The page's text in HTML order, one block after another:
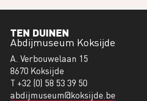
TEN DUINEN
Abdijmuseum Koksijde
A. Verbouwelaan 15
8670 Koksijde
T +32 (0) 58 53 39 50
abdijmuseum@koksijde.be